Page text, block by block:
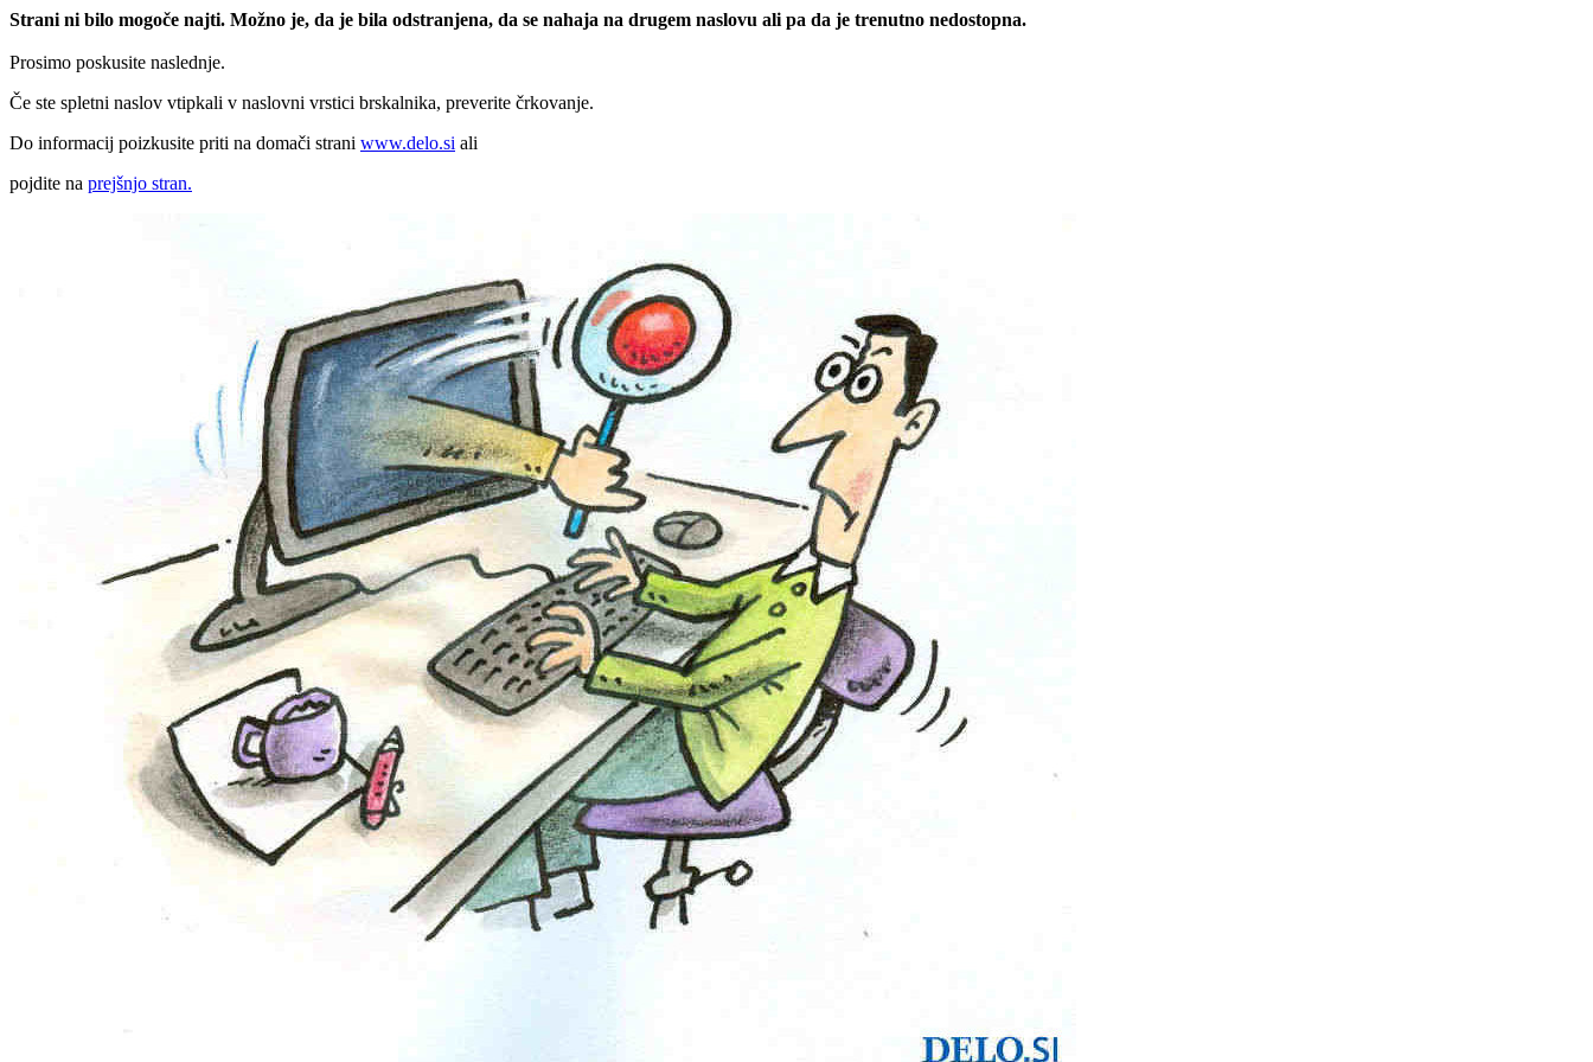
Strani ni bilo mogoče najti. Možno je, da je bila odstranjena, da se nahaja na drugem naslovu ali pa da je trenutno nedostopna.
Prosimo poskusite naslednje.
Če ste spletni naslov vtipkali v naslovni vrstici brskalnika, preverite črkovanje.
Do informacij poizkusite priti na domači strani www.delo.si ali
pojdite na prejšnjo stran.